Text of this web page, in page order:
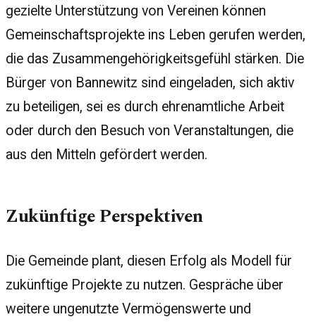
gezielte Unterstützung von Vereinen können
Gemeinschaftsprojekte ins Leben gerufen werden,
die das Zusammengehörigkeitsgefühl stärken. Die
Bürger von Bannewitz sind eingeladen, sich aktiv
zu beteiligen, sei es durch ehrenamtliche Arbeit
oder durch den Besuch von Veranstaltungen, die
aus den Mitteln gefördert werden.
Zukünftige Perspektiven
Die Gemeinde plant, diesen Erfolg als Modell für
zukünftige Projekte zu nutzen. Gespräche über
weitere ungenutzte Vermögenswerte und